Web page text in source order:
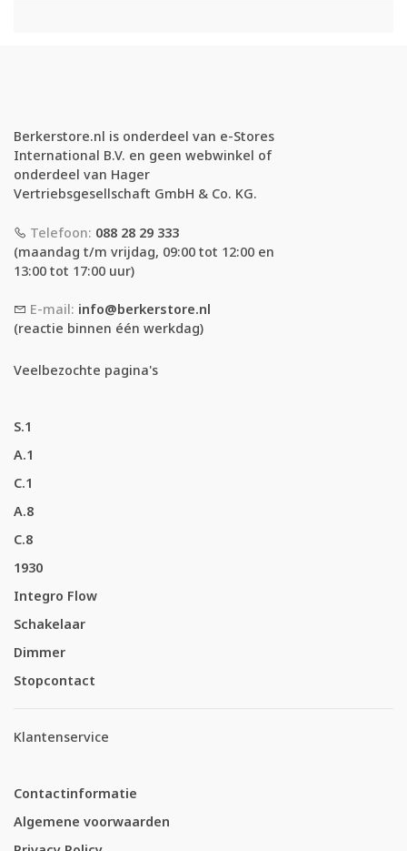
Berkerstore.nl is onderdeel van e-Stores
International B.V. en geen webwinkel of
onderdeel van Hager
Vertriebsgesellschaft GmbH & Co. KG.
Telefoon: 088 28 29 333
(maandag t/m vrijdag, 09:00 tot 12:00 en
13:00 tot 17:00 uur)
E-mail: info@berkerstore.nl
(reactie binnen één werkdag)
Veelbezochte pagina's
S.1
A.1
C.1
A.8
C.8
1930
Integro Flow
Schakelaar
Dimmer
Stopcontact
Klantenservice
Contactinformatie
Algemene voorwaarden